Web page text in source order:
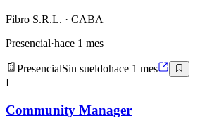
Fibro S.R.L. · CABA
Presencial·hace 1 mes
PresencialSin sueldohace 1 mes
I
Community Manager